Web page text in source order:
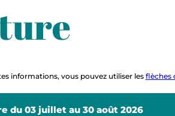
informations, vous pouvez utiliser les flèches
du 03 juillet au 30 août 2026
du 31 août au 01 novembre 2026